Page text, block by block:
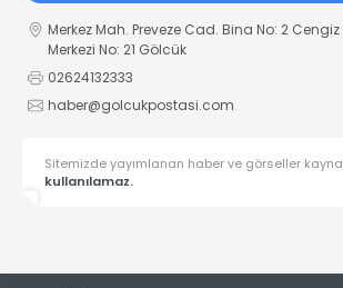
Merkez Mah. Preveze Cad. Bina No: 2 Cengiz
Merkezi No: 21 Gölcük
02624132333
haber@golcukpostasi.com
Sitemizde yayımlanan haber ve görseller
kullanılamaz.